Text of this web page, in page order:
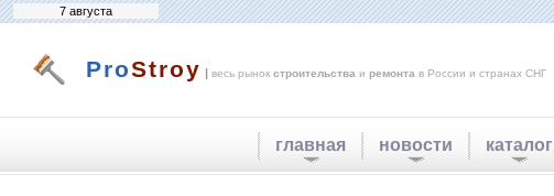
7 августа
ProStroy | весь рынок строительства и ремонта в России и странах СНГ
главная новости каталог